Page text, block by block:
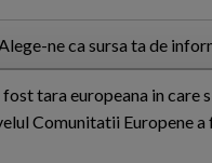
Alege-ne ca sursa ta de
tara europeana in
Comunitatii Europene